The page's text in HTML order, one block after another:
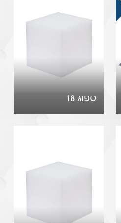
ספוג 18